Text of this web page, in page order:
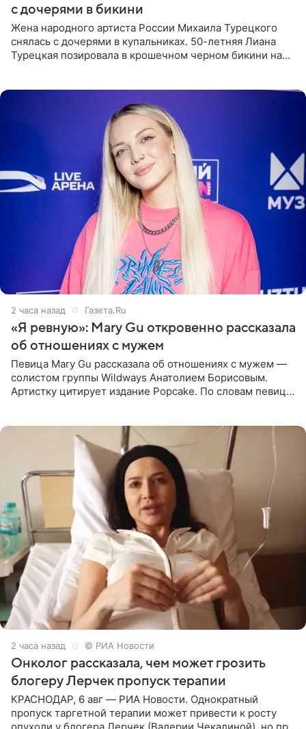
с дочерями в бикини
Жена народного артиста России Михаила Турецкого
снялась с дочерями в купальниках. 50-летняя Лиана
Турецкая позировала в крошечном черном бикини на
2 часа назад Газета.Ru
«Я ревную»: Mary Gu откровенно рассказала
об отношениях с мужем
Певица Mary Gu рассказала об отношениях с мужем —
солистом группы Wildways Анатолием Борисовым.
Артистку цитирует издание Popcake. По словам певицы,
2 часа назад © РИА Новости
Онколог рассказала, чем может грозить
блогеру Лерчек пропуск терапии
КРАСНОДАР, 6 авг — РИА Новости. Однократный
пропуск таргетной терапии может привести к росту